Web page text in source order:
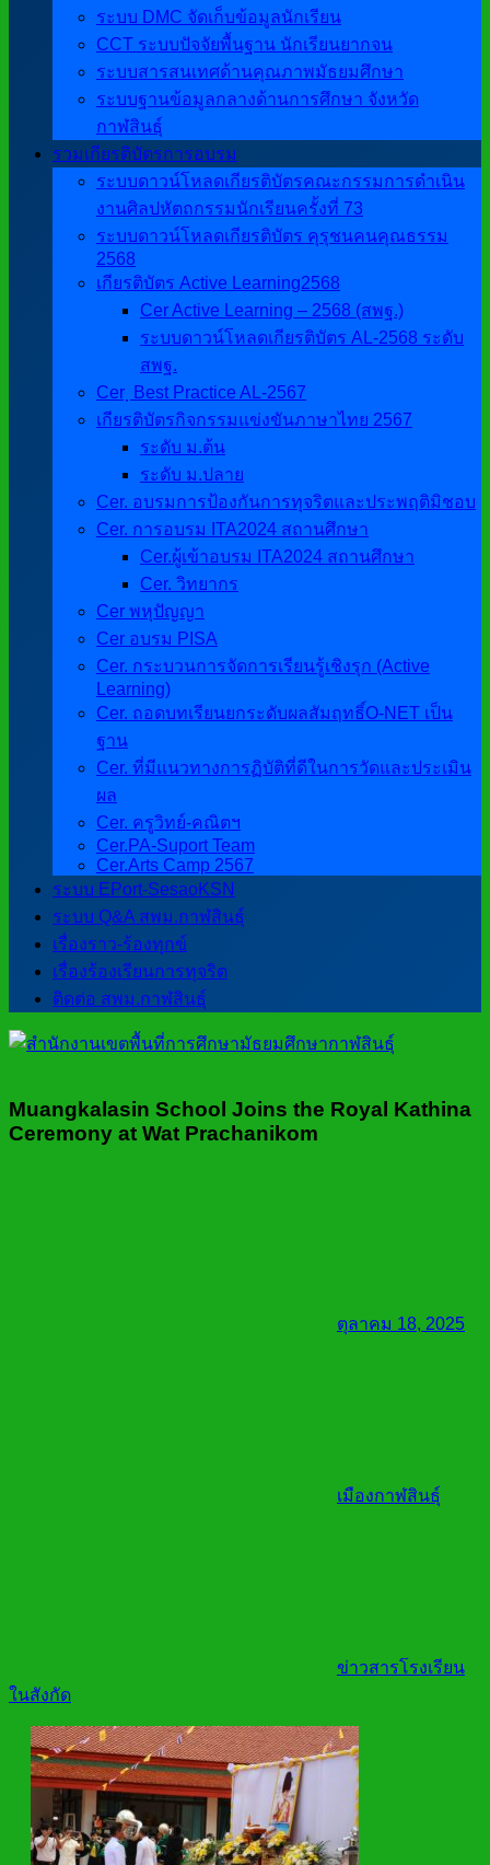
ระบบ DMC จัดเก็บข้อมูลนักเรียน
CCT ระบบปัจจัยพื้นฐาน นักเรียนยากจน
ระบบสารสนเทศด้านคุณภาพมัธยมศึกษา
ระบบฐานข้อมูลกลางด้านการศึกษา จังหวัด
กาฬสินธุ์
รวมเกียรติบัตรการอบรม
ระบบดาวน์โหลดเกียรติบัตรคณะกรรมการดำเนิน
งานศิลปหัตถกรรมนักเรียนครั้งที่ 73
ระบบดาวน์โหลดเกียรติบัตร คุรุชนคนคุณธรรม
2568
เกียรติบัตร Active Learning2568
Cer Active Learning – 2568 (สพฐ.)
ระบบดาวน์โหลดเกียรติบัตร AL-2568 ระดับ
สพฐ.
Cer ฺ Best Practice AL-2567
เกียรติบัตรกิจกรรมแข่งขันภาษาไทย 2567
ระดับ ม.ต้น
ระดับ ม.ปลาย
Cer. อบรมการป้องกันการทุจริตและประพฤติมิชอบ
Cer. การอบรม ITA2024 สถานศึกษา
Cer.ผู้เข้าอบรม ITA2024 สถานศึกษา
Cer. วิทยากร
Cer พหุปัญญา
Cer อบรม PISA
Cer. กระบวนการจัดการเรียนรู้เชิงรุก (Active
Learning)
Cer. ถอดบทเรียนยกระดับผลสัมฤทธิ์O-NET เป็น
ฐาน
Cer. ที่มีแนวทางการฏิบัติที่ดีในการวัดและประเมิน
ผล
Cer. ครูวิทย์-คณิตฯ
Cer.PA-Suport Team
Cer.Arts Camp 2567
ระบบ EPort-SesaoKSN
ระบบ Q&A สพม.กาฬสินธุ์
เรื่องราว-ร้องทุกข์
เรื่องร้องเรียนการทุจริต
ติดต่อ สพม.กาฬสินธุ์
Muangkalasin School Joins the Royal Kathina
Ceremony at Wat Prachanikom
ตุลาคม 18, 2025
เมืองกาฬสินธุ์
ข่าวสารโรงเรียน
ในสังกัด